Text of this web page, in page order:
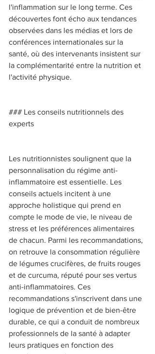
l'inflammation sur le long terme. Ces
découvertes font écho aux tendances
observées dans les médias et lors de
conférences internationales sur la
santé, où des intervenants insistent sur
la complémentarité entre la nutrition et
l'activité physique.
### Les conseils nutritionnels des
experts
Les nutritionnistes soulignent que la
personnalisation du régime anti-
inflammatoire est essentielle. Les
conseils actuels incitent à une
approche holistique qui prend en
compte le mode de vie, le niveau de
stress et les préférences alimentaires
de chacun. Parmi les recommandations,
on retrouve la consommation régulière
de légumes crucifères, de fruits rouges
et de curcuma, réputé pour ses vertus
anti-inflammatoires. Ces
recommandations s'inscrivent dans une
logique de prévention et de bien-être
durable, ce qui a conduit de nombreux
professionnels de la santé à adapter
leurs pratiques en fonction des